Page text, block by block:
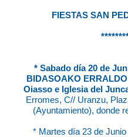
FIESTAS SAN
* Sabado día 20 de
BIDASOAKO
Oiasso e Iglesia del
Erromes, C// Uranzu,
(Ayuntamiento), donde
* Martes día 23 de